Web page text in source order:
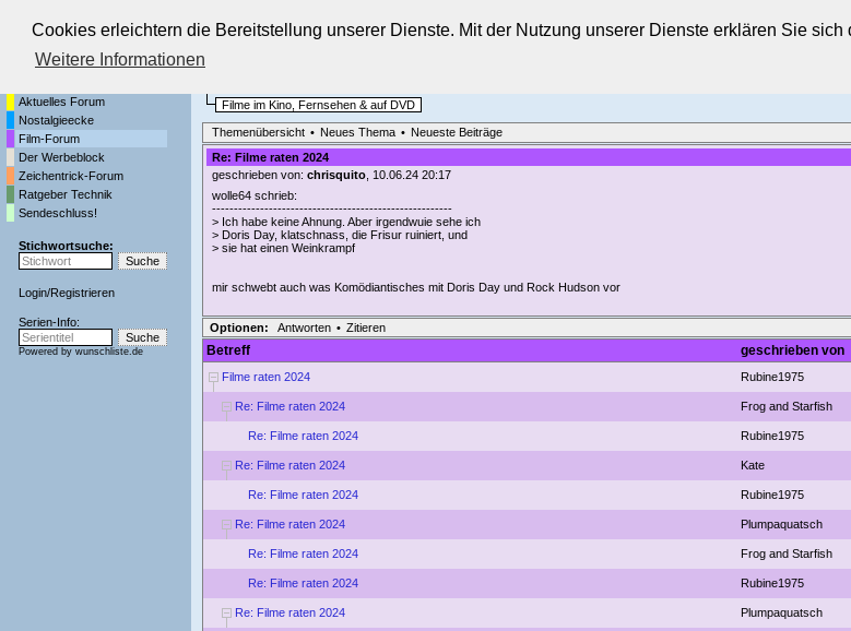
Cookies erleichtern die Bereitstellung unserer Dienste. Mit der Nutzung unserer Dienste erklären Sie
Weitere Informationen
Die Fernseh-Diskussionsforen von
Aktuelles Forum
Nostalgieecke
Film-Forum
Der Werbeblock
Zeichentrick-Forum
Ratgeber Technik
Sendeschluss!
Stichwortsuche:
Login/Registrieren
Serien-Info:
Powered by wunschliste.de
Filme im Kino, Fernsehen & auf DVD
Themenübersicht • Neues Thema • Neueste Beiträge
Re: Filme raten 2024
geschrieben von: chrisquito, 10.06.24 20:17
wolle64 schrieb:
-------------------------------------------------------
> Ich habe keine Ahnung. Aber irgendwuie sehe ich
> Doris Day, klatschnass, die Frisur ruiniert, und
> sie hat einen Weinkrampf
mir schwebt auch was Komödiantisches mit Doris Day und Rock Hudson vor
Optionen: Antworten • Zitieren
Betreff geschrieben von
Filme raten 2024 Rubine1975
Re: Filme raten 2024 Frog and Starfish
Re: Filme raten 2024 Rubine1975
Re: Filme raten 2024 Kate
Re: Filme raten 2024 Rubine1975
Re: Filme raten 2024 Plumpaquatsch
Re: Filme raten 2024 Frog and Starfish
Re: Filme raten 2024 Rubine1975
Re: Filme raten 2024 Plumpaquatsch